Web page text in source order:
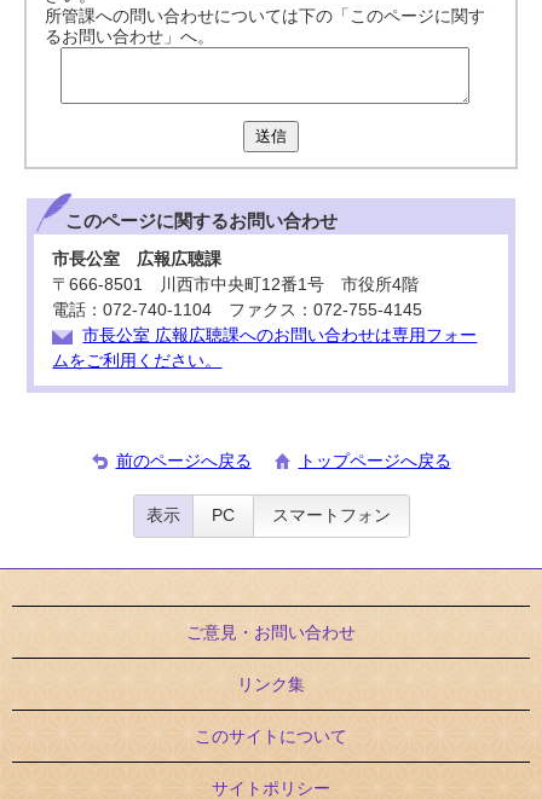
所管課への問い合わせについては下の「このページに関す
るお問い合わせ」へ。
送信
このページに関するお問い合わせ
市長公室 広報広聴課
〒666-8501 川西市中央町12番1号 市役所4階
電話：072-740-1104 ファクス：072-755-4145
市長公室 広報広聴課へのお問い合わせは専用フォー
ムをご利用ください。
前のページへ戻る トップページへ戻る
表示 PC スマートフォン
ご意見・お問い合わせ
リンク集
このサイトについて
サイトポリシー